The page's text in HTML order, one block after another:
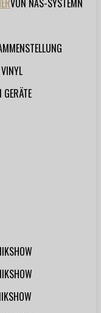
VON NAS-SYSTEMN
GERÄTE